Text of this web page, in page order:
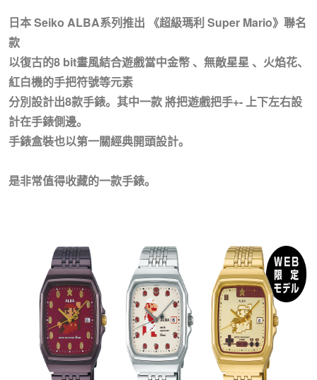
日本 Seiko ALBA系列推出 《超級瑪利 Super Mario》聯名
款
以復古的8 bit畫風結合遊戲當中金幣 、無敵星星 、火焰花、
紅白機的手把符號等元素
分別設計出8款手錶。其中一款 將把遊戲把手+- 上下左右設
計在手錶側邊。
手錶盒裝也以第一關經典開頭設計。
是非常值得收藏的一款手錶。